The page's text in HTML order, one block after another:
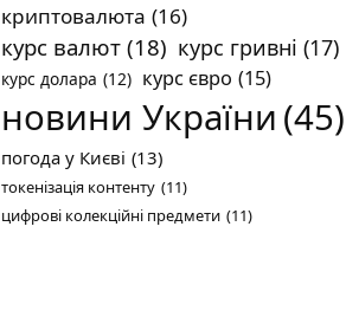
криптовалюта (16)
курс валют (18) курс гривні (17)
курс долара (12) курс євро (15)
новини України (45)
погода у Києві (13)
токенізація контенту (11)
цифрові колекційні предмети (11)